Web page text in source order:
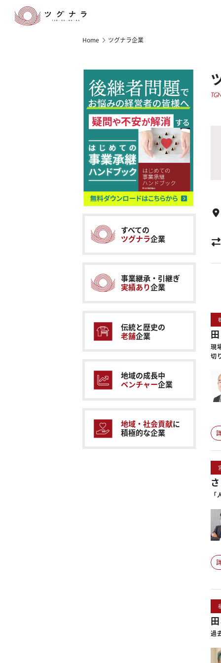
Home ツグナラ企業
すべての
ツグナラ企業
事業継承・引継ぎ
実績あり企業
伝統と歴史の
老舗企業
地域の成長中
ベンチャー企業
地域・社会貢献に
積極的な企業
現
切
過